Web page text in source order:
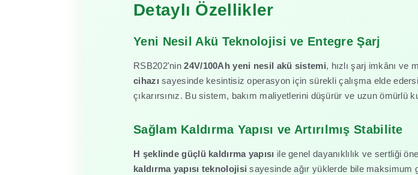
Detaylı Özellikler
Yeni Nesil Akü Teknolojisi ve Entegre Şarj
RSB202'nin24V/100Ah yeni nesil akü sistemi, hızlı şarj imkânı ve
cihazı sayesinde kesintisiz operasyon için sürekli çalışma elde
çıkarırsınız. Bu sistem, bakım maliyetlerini düşürür ve uzun ömürlü
Sağlam Kaldırma Yapısı ve Artırılmış Stabilite
H şeklinde güçlü kaldırma yapısı ile genel dayanıklılık ve sertliği
kaldırma yapısı teknolojisi sayesinde ağır yüklerde bile maksimum